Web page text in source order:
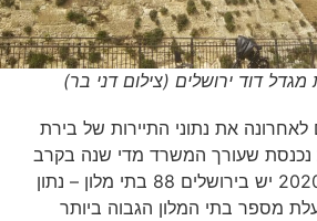
דוד ירושלים (צילום דני בר)
את נתוני התיירות של בירת
שעורך המשרד מדי שנה בקרב
התיירים). נכון לשנת 2020 יש בירושלים 88 בתי מלון – נתון
מספר בתי המלון הגבוה ביותר